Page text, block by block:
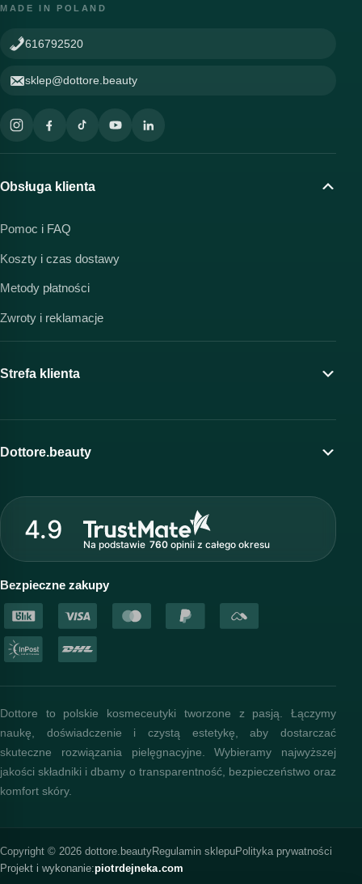
MADE IN POLAND
616792520
sklep@dottore.beauty
Obsługa klienta
Pomoc i FAQ
Koszty i czas dostawy
Metody płatności
Zwroty i reklamacje
Strefa klienta
Moje konto
Program lojalnościowy
Strefa profesjonalisty
Dottore.beauty
O marce Dottore
Nasz zespół
Akademia i szkolenia
Baza wiedzy
4.9
Na podstawie 760opinii z całego okresu
Bezpieczne zakupy
Dottore to polskie kosmeceutyki tworzone z pasją. Łączymy
naukę, doświadczenie i czystą estetykę, aby dostarczać
skuteczne rozwiązania pielęgnacyjne. Wybieramy najwyższej
jakości składniki i dbamy o transparentność, bezpieczeństwo oraz
komfort skóry.
Copyright © 2026 dottore.beautyRegulamin sklepuPolityka prywatności
Projekt i wykonanie:piotrdejneka.com